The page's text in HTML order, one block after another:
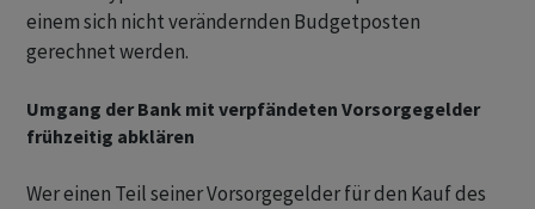
einem sich nicht verändernden Budgetposten
gerechnet werden.
Umgang der Bank mit verpfändeten Vorsorgegelder
frühzeitig abklären
Wer einen Teil seiner Vorsorgegelder für den Kauf des